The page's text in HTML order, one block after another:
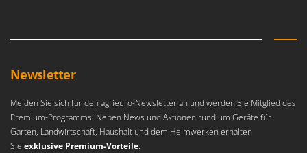
Master
McCulloch
MCH
Michelin
Mille
Newsletter
Melden Sie sich für den agrieuro-Newsletter an und werden Sie Mitglied des
Premium-Programms. Neben News und Aktionen rund um Geräte für
Garten, Landwirtschaft, Haushalt und dem Heimwerken erhalten
Sie exklusive Premium-Vorteile.